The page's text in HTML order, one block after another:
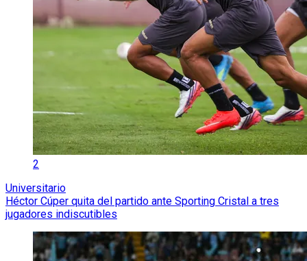
2
Universitario
Héctor Cúper quita del partido ante Sporting Cristal a tres
jugadores indiscutibles